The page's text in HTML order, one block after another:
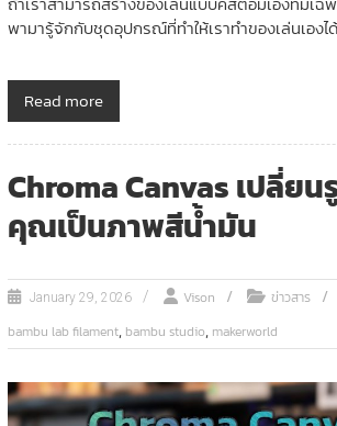
พามารู้จักกับชุดอุปกรณ์ที่ทำให้เราทำของเล่นเองไ
Read more
Chroma Canvas เปลี่ย
คุณเป็นภาพสีน้ำมัน
January 29, 2026 Vison ข่าวสาร
bambu lab filament, bambu studio, makerworld